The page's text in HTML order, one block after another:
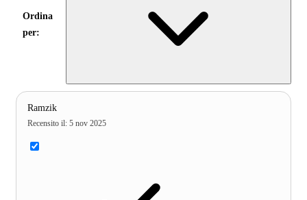
Ordina
per:
Ramzik
Recensito il: 5 nov 2025